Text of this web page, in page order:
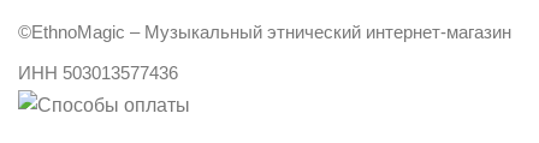
©EthnoMagic – Музыкальный этнический интернет-магазин
ИНН 503013577436